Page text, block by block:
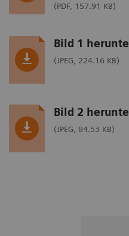
(PDF, 157.91 KB)
Bild 1
(JPEG, 224.16 KB)
Bild 2
(JPEG, 84.53 KB)